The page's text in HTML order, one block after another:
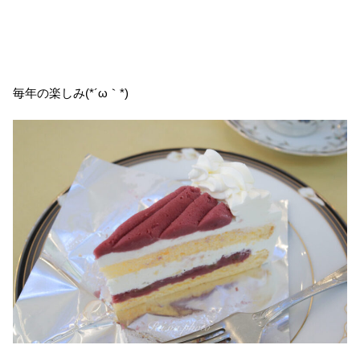
毎年の楽しみ(*´ω｀*)